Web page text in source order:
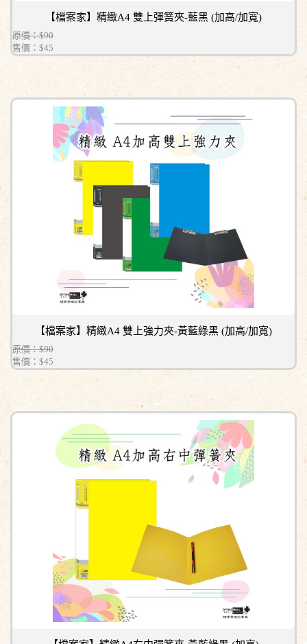
【檔案家】精緻A4 雙上彈簧夾-藍黑 (加高/加寬)
原價：$90
售價： $45
【檔案家】精緻A4 雙上強力夾-黃藍綠黑 (加高/加寬)
原價：$90
售價： $45